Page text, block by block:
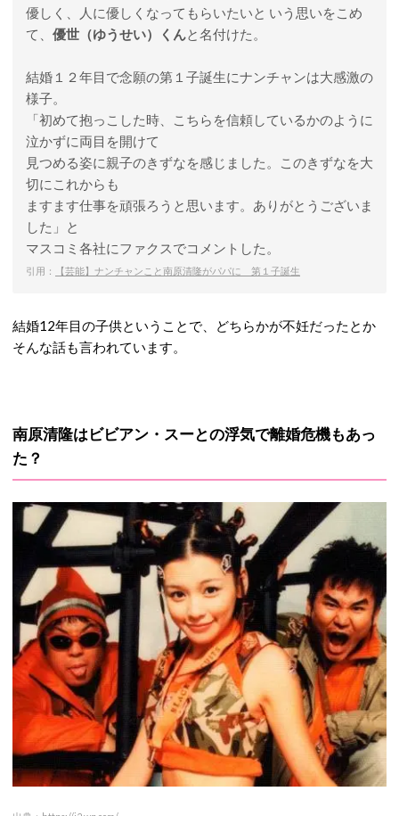
優しく、人に優しくなってもらいたいと いう思いをこめ
て、 優世（ゆうせい）くんと名付けた。
結婚１２年目で念願の第１子誕生にナンチャンは大感激の
様子。
「初めて抱っこした時、こちらを信頼しているかのように
泣かずに両目を開けて
見つめる姿に親子のきずなを感じました。このきずなを大
切にこれからも
ますます仕事を頑張ろうと思います。ありがとうございま
した」と
マスコミ各社にファクスでコメントした。
引用： 【芸能】ナンチャンこと南原清隆がパパに 第１子誕生
結婚12年目の子供ということで、どちらかが不妊だったとか
そんな話も言われています。
南原清隆はビビアン・スーとの浮気で離婚危機もあっ
た？